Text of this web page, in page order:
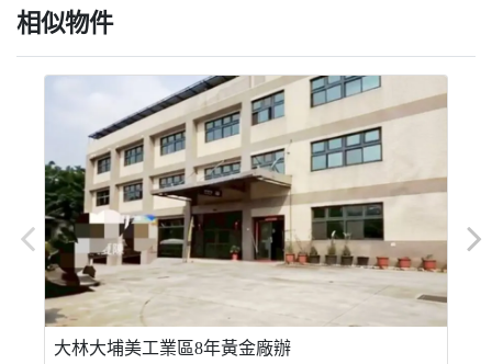
相似物件
大林大埔美工業區8年黃金廠辦